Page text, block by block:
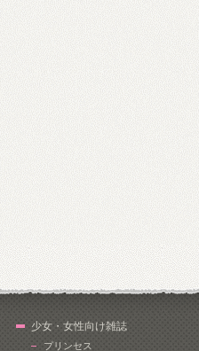
少女・女性向け雑誌
プリンセス